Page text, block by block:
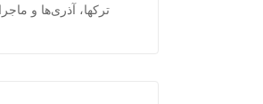
ترکها، آذری‌ها و